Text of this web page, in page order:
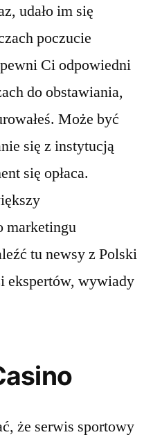
udało im się
poczucie
Ci odpowiedni
do obstawiania,
Może być
się z instytucją
się opłaca.
marketingu
tu newsy z Polski
ekspertów, wywiady
że serwis sportowy